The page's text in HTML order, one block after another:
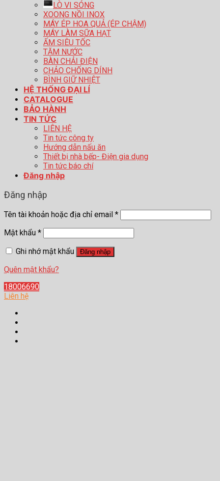
LÒ VI SÓNG
XOONG NỒI INOX
MÁY ÉP HOA QUẢ (ÉP CHẬM)
MÁY LÀM SỮA HẠT
ẤM SIÊU TỐC
TĂM NƯỚC
BÀN CHẢI ĐIỆN
CHẢO CHỐNG DÍNH
BÌNH GIỮ NHIỆT
HỆ THỐNG ĐẠI LÍ
CATALOGUE
BẢO HÀNH
TIN TỨC
LIÊN HỆ
Tin tức công ty
Hướng dẫn nấu ăn
Thiết bị nhà bếp- Điện gia dụng
Tin tức báo chí
Đăng nhập
Đăng nhập
Tên tài khoản hoặc địa chỉ email *
Mật khẩu *
Ghi nhớ mật khẩu
Đăng nhập
Quên mật khẩu?
18006690
Liên hệ